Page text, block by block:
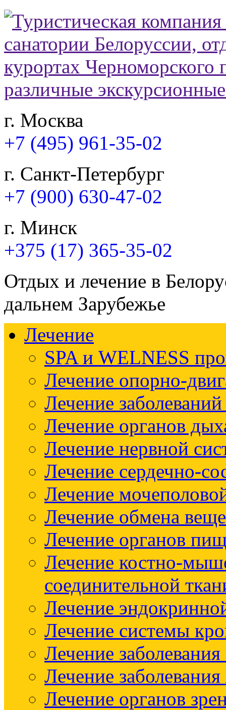
г. Москва
+7 (495) 961-35-02
г. Санкт-Петербург
+7 (900) 630-47-02
г. Минск
+375 (17) 365-35-02
Отдых и лечение в
дальнем Зарубежье
Лечение
SPA и WELNESS
Лечение опорно-
Лечение
Лечение органов
Лечение нервной
Лечение сердечно-
Лечение
Лечение обмена
Лечение органов
Лечение костно-
соединительной
Лечение
Лечение системы
Лечение
Лечение
Лечение органов